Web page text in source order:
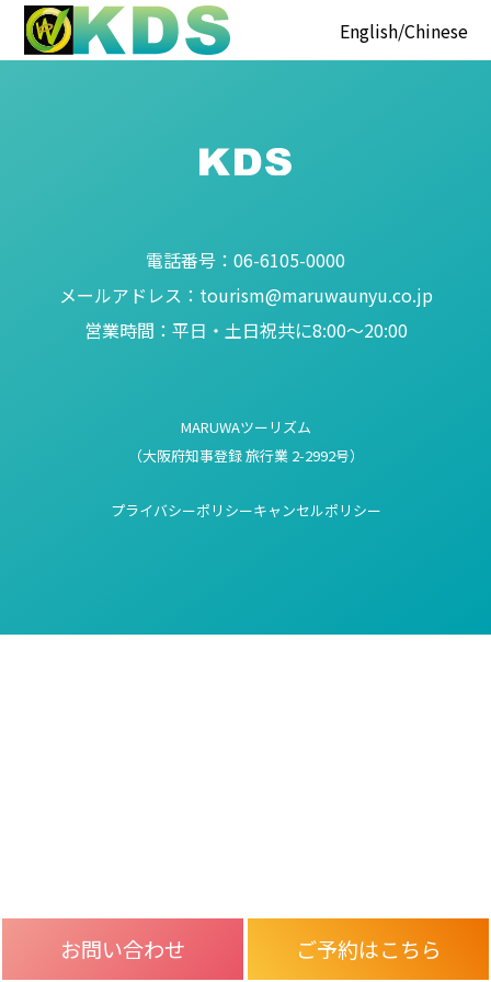
English Chinese
電話番号： 06-6105-0000
メールアドレス： tourism@maruwaunyu.co.jp
営業時間： 平日・土日祝共に8:00～20:00
MARUWAツーリズム
（大阪府知事登録 旅行業 2-2992号）
プライバシーポリシーキャンセルポリシー
お問い合わせ ご予約はこちら